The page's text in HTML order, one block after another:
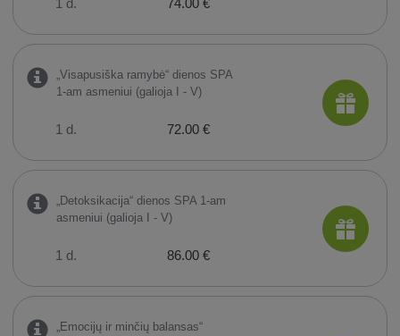
1 d. 74.00 €
„Visapusiška ramybė“ dienos SPA
1-am asmeniui (galioja I - V)
1 d. 72.00 €
„Detoksikacija“ dienos SPA 1-am
asmeniui (galioja I - V)
1 d. 86.00 €
„Emocijų ir minčių balansas“